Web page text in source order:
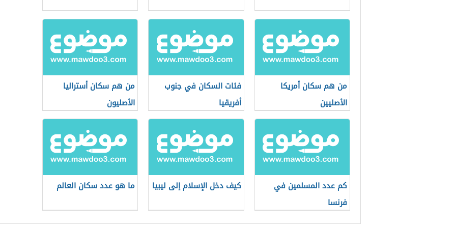
من هم سكان أمريكا
الأصليين
فئات السكان في جنوب
أفريقيا
من هم سكان أستراليا
الأصليون
كم عدد المسلمين في
فرنسا
كيف دخل الإسلام إلى ليبيا ما هو عدد سكان العالم